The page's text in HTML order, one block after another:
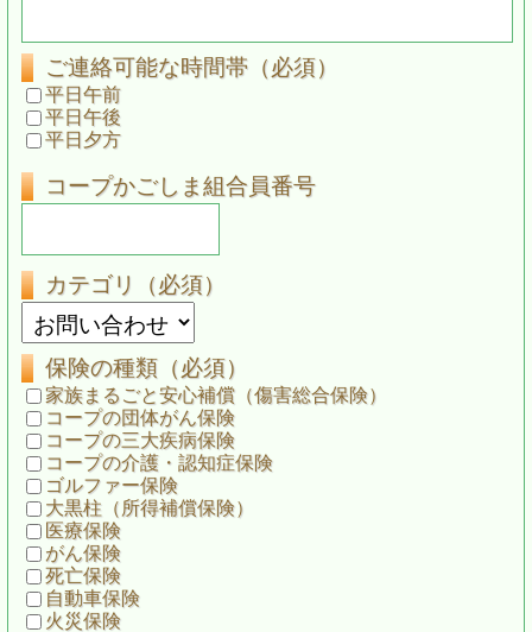
ご連絡可能な時間帯（必須）
平日午前
平日午後
平日夕方
コープかごしま組合員番号
カテゴリ（必須）
保険の種類（必須）
家族まるごと安心補償（傷害総合保険）
コープの団体がん保険
コープの三大疾病保険
コープの介護・認知症保険
ゴルファー保険
大黒柱（所得補償保険）
医療保険
がん保険
死亡保険
自動車保険
火災保険